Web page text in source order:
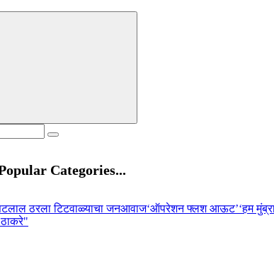
Categories...
ठरला टिटवाळ्याचा जनआवाज‘ऑपरेशन फ्लश आऊट’‘हम